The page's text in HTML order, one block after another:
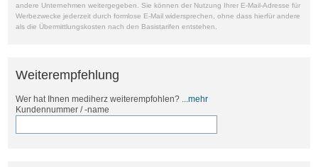
andere Unternehmen weitergegeben. Sie können der Nutzung Ihrer E-Mail-Adresse für
Werbezwecke jederzeit durch formlose E-Mail widersprechen, ohne dass hierfür andere
als die Übermittlungskosten nach den Basistarifen entstehen.
Weiterempfehlung
Wer hat Ihnen mediherz weiterempfohlen? ...mehr
Kundennummer / -name